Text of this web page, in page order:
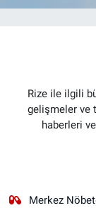
Rize ile ilgili
gelişmeler ve
haberleri
Merkez